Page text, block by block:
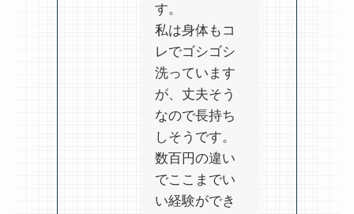
す。
私は身体もコ
レでゴシゴシ
洗っています
が、丈夫そう
なので長持ち
しそうです。
数百円の違い
でここまでい
い経験ができ